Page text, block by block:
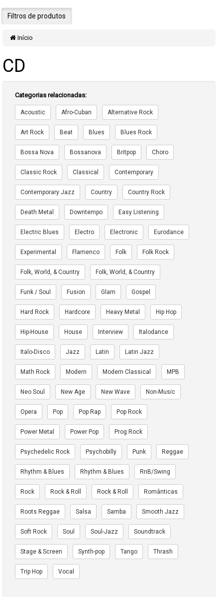
Filtros de produtos
Início
CD
Categorias relacionadas:
Acoustic Afro-Cuban Alternative Rock
Art Rock Beat Blues Blues Rock
Bossa Nova Bossanova Britpop Choro
Classic Rock Classical Contemporary
Contemporary Jazz Country Country Rock
Death Metal Downtempo Easy Listening
Electric Blues Electro Electronic Eurodance
Experimental Flamenco Folk Folk Rock
Folk, World, & Country Folk, World, & Country
Funk / Soul Fusion Glam Gospel
Hard Rock Hardcore Heavy Metal Hip Hop
Hip-House House Interview Italodance
Italo-Disco Jazz Latin Latin Jazz
Math Rock Modern Modern Classical MPB
Neo Soul New Age New Wave Non-Music
Opera Pop Pop Rap Pop Rock
Power Metal Power Pop Prog Rock
Psychedelic Rock Psychobilly Punk Reggae
Rhythm & Blues Rhythm & Blues RnB/Swing
Rock Rock & Roll Rock & Roll Românticas
Roots Reggae Salsa Samba Smooth Jazz
Soft Rock Soul Soul-Jazz Soundtrack
Stage & Screen Synth-pop Tango Thrash
Trip Hop Vocal